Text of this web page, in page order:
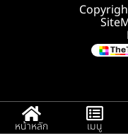
หน้าหลัก เมนู